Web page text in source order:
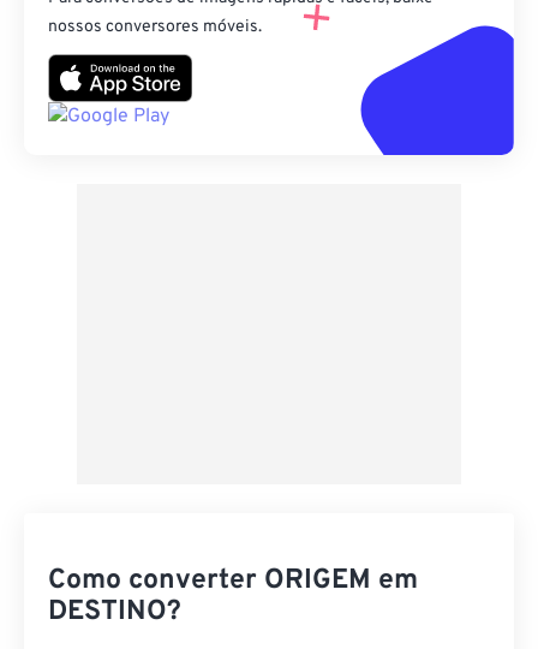
nossos conversores móveis.
Como converter ORIGEM em
DESTINO?